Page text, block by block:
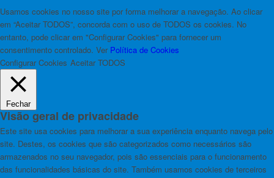
Usamos cookies no nosso site por forma melhorar a navegação. Ao clicar
em “Aceitar TODOS”, concorda com o uso de TODOS os cookies. No
entanto, pode clicar em "Configurar Cookies" para fornecer um
consentimento controlado. Ver Política de Cookies
Configurar Cookies Aceitar TODOS
Fechar
Visão geral de privacidade
Este site usa cookies para melhorar a sua experiência enquanto navega pelo
site. Destes, os cookies que são categorizados como necessários são
armazenados no seu navegador, pois são essenciais para o funcionamento
das funcionalidades básicas do site. Também usamos cookies de terceiros